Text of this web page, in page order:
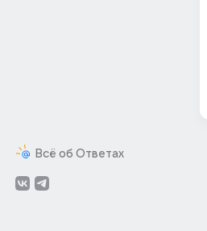
Всё об Ответах